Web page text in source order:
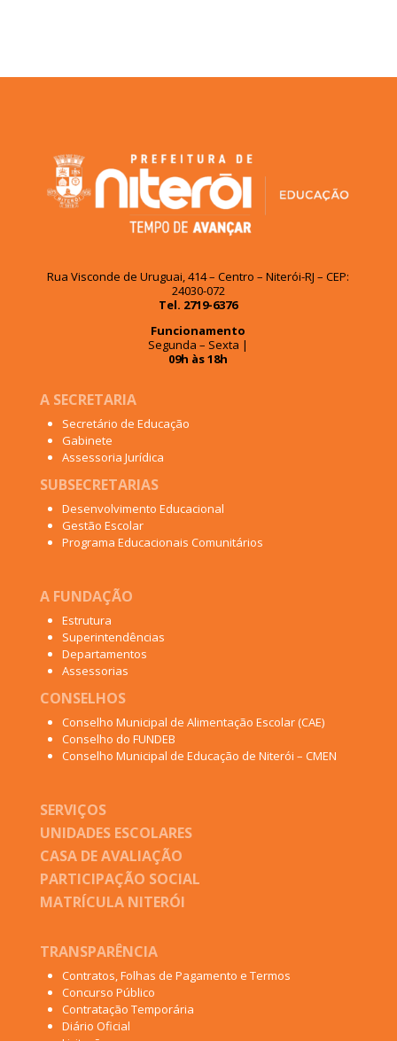
Rua Visconde de Uruguai, 414 – Centro – Niterói-RJ – CEP:
24030-072
Tel. 2719-6376
Funcionamento
Segunda – Sexta |
09h às 18h
A SECRETARIA
Secretário de Educação
Gabinete
Assessoria Jurídica
SUBSECRETARIAS
Desenvolvimento Educacional
Gestão Escolar
Programa Educacionais Comunitários
A FUNDAÇÃO
Estrutura
Superintendências
Departamentos
Assessorias
CONSELHOS
Conselho Municipal de Alimentação Escolar (CAE)
Conselho do FUNDEB
Conselho Municipal de Educação de Niterói – CMEN
SERVIÇOS
UNIDADES ESCOLARES
CASA DE AVALIAÇÃO
PARTICIPAÇÃO SOCIAL
MATRÍCULA NITERÓI
TRANSPARÊNCIA
Contratos, Folhas de Pagamento e Termos
Concurso Público
Contratação Temporária
Diário Oficial